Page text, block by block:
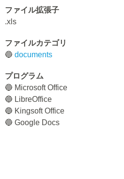
ファイル拡張子
.xls
ファイルカテゴリ
🔵 documents
プログラム
🔵 Microsoft Office
🔵 LibreOffice
🔵 Kingsoft Office
🔵 Google Docs